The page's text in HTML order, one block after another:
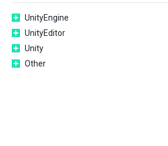
UnityEngine
UnityEditor
Unity
Other